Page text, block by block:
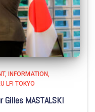
INFORMATION
LFI TOKYO
MASTALSKI